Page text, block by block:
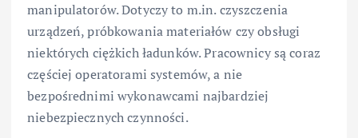
manipulatorów. Dotyczy to m.in. czyszczenia
urządzeń, próbkowania materiałów czy obsługi
niektórych ciężkich ładunków. Pracownicy są coraz
częściej operatorami systemów, a nie
bezpośrednimi wykonawcami najbardziej
niebezpiecznych czynności.